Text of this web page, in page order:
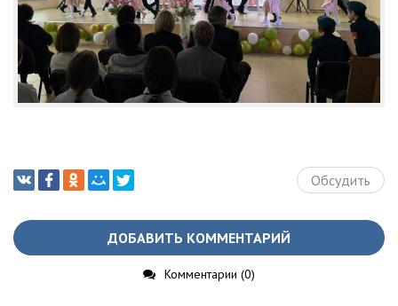
Обсудить
ДОБАВИТЬ КОММЕНТАРИЙ
Комментарии (0)